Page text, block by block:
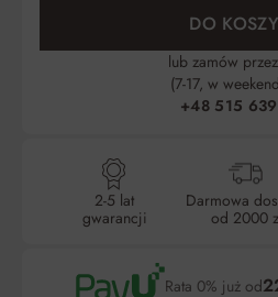
DO
lub zamów
(7-17, w
+48 515
2-5 lat
gwarancji
Darmowa
od 2000
Rata 0% już od